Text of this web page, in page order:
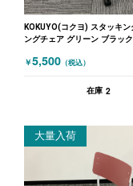
KOKUYO(コクヨ) スタッキン
ングチェア グリーン ブラック
￥5,500 （税込）
在庫 2
大量入荷